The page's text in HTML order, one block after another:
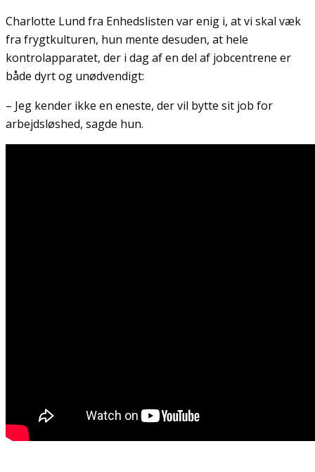
Charlotte Lund fra Enhedslisten var enig i, at vi skal væk
fra frygtkulturen, hun mente desuden, at hele
kontrolapparatet, der i dag af en del af jobcentrene er
både dyrt og unødvendigt:
– Jeg kender ikke en eneste, der vil bytte sit job for
arbejdsløshed, sagde hun.